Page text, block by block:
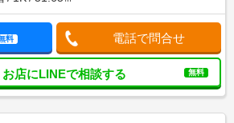
料 電話で問合せ
お店にLINEで相談する 無料